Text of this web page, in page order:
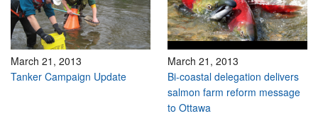
Les Cartes
Passez à l'action
March 21, 2013
Tanker Campaign Update
March 21, 2013
Bi-coastal delegation delivers
salmon farm reform message
to Ottawa